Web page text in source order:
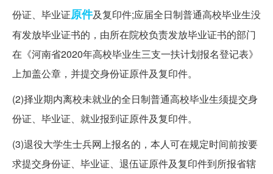
份证、毕业证原件及复印件;应届全日制普通高校毕业生没
有发放毕业证书的，由所在院校负责发放毕业证书的部门
在《河南省2020年高校毕业生三支一扶计划报名登记表》
上加盖公章，并提交身份证原件及复印件。
(2)择业期内离校未就业的全日制普通高校毕业生须提交身
份证、毕业证、就业报到证原件及复印件。
(3)退役大学生士兵网上报名的，本人可在规定时间前按要
求提交身份证、毕业证、退伍证原件及复印件到所报省辖